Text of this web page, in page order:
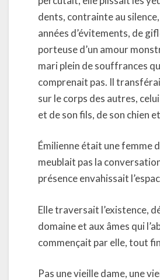
dents, contrainte au
années d’évitements, de
porteuse d’un amour
mari plein de souffrances
comprenait pas. Il
sur le corps des autres,
et de son fils, de son chien
Émilienne était une femme
meublait pas la
présence envahissait
Elle traversait l’existence,
domaine et aux âmes qui
commençait par elle, tout
Pas une vieille dame, une